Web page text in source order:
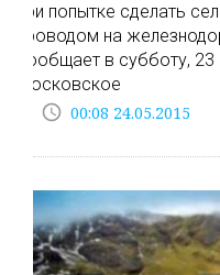
при попытке сделать
проводом на
сообщает в субботу,
Московское
access_time 00:08 24.05.2015